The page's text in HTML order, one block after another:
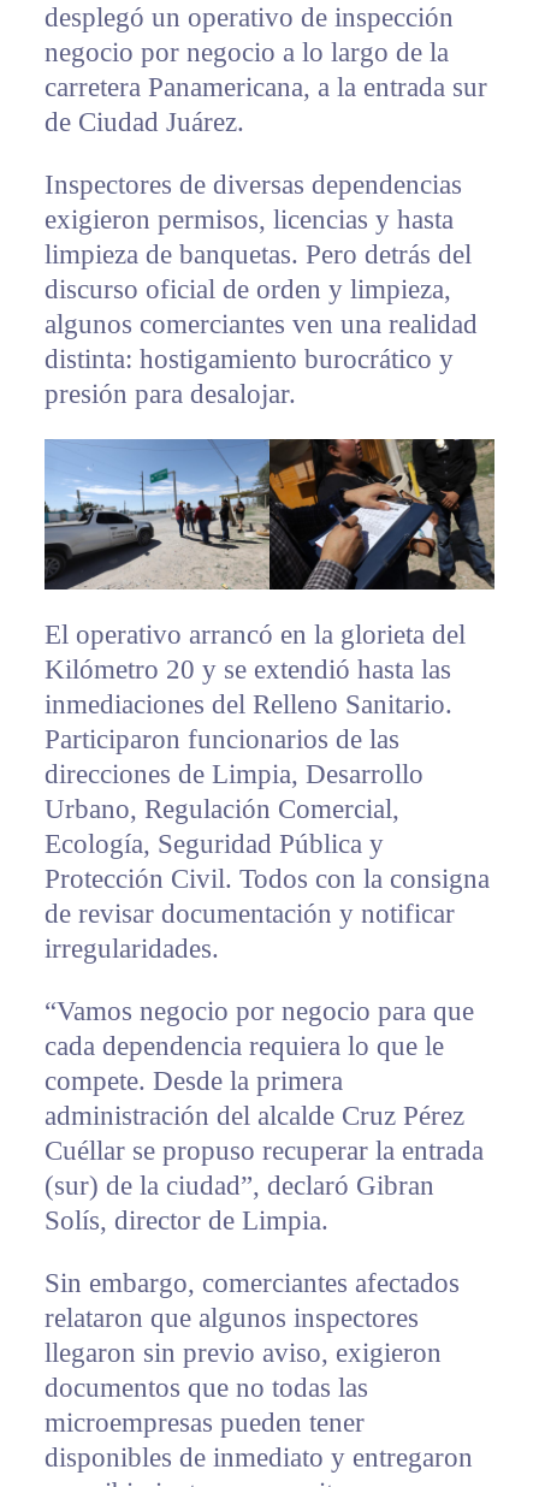
desplegó un operativo de inspección
negocio por negocio a lo largo de la
carretera Panamericana, a la entrada sur
de Ciudad Juárez.
Inspectores de diversas dependencias
exigieron permisos, licencias y hasta
limpieza de banquetas. Pero detrás del
discurso oficial de orden y limpieza,
algunos comerciantes ven una realidad
distinta: hostigamiento burocrático y
presión para desalojar.
El operativo arrancó en la glorieta del
Kilómetro 20 y se extendió hasta las
inmediaciones del Relleno Sanitario.
Participaron funcionarios de las
direcciones de Limpia, Desarrollo
Urbano, Regulación Comercial,
Ecología, Seguridad Pública y
Protección Civil. Todos con la consigna
de revisar documentación y notificar
irregularidades.
“Vamos negocio por negocio para que
cada dependencia requiera lo que le
compete. Desde la primera
administración del alcalde Cruz Pérez
Cuéllar se propuso recuperar la entrada
(sur) de la ciudad”, declaró Gibran
Solís, director de Limpia.
Sin embargo, comerciantes afectados
relataron que algunos inspectores
llegaron sin previo aviso, exigieron
documentos que no todas las
microempresas pueden tener
disponibles de inmediato y entregaron